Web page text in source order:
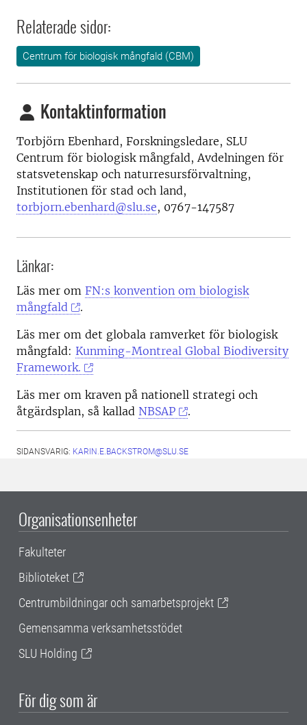
Relaterade sidor:
Centrum för biologisk mångfald (CBM)
Kontaktinformation
Torbjörn Ebenhard, Forskningsledare, SLU
Centrum för biologisk mångfald, Avdelningen för
statsvetenskap och naturresursförvaltning,
Institutionen för stad och land,
torbjorn.ebenhard@slu.se, 0767-147587
Länkar:
Läs mer om FN:s konvention om biologisk
mångfald
.
Läs mer om det globala ramverket för biologisk
mångfald: Kunming-Montreal Global Biodiversity
Framework.
Läs mer om kraven på nationell strategi och
åtgärdsplan, så kallad NBSAP .
SIDANSVARIG: KARIN.E.BACKSTROM@SLU.SE
Organisationsenheter
Fakulteter
Biblioteket
Centrumbildningar och samarbetsprojekt
Gemensamma verksamhetsstödet
SLU Holding
För dig som är